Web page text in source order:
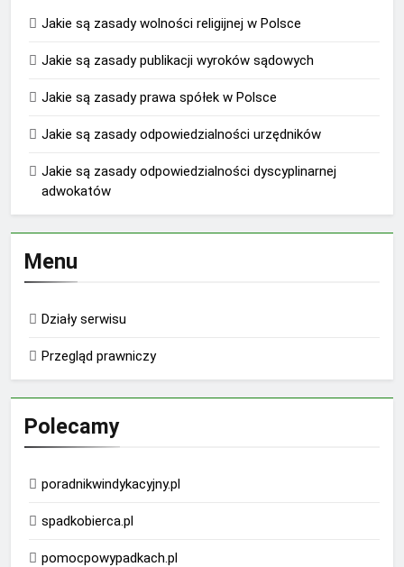
Jakie są zasady wolności religijnej w Polsce
Jakie są zasady publikacji wyroków sądowych
Jakie są zasady prawa spółek w Polsce
Jakie są zasady odpowiedzialności urzędników
Jakie są zasady odpowiedzialności dyscyplinarnej
adwokatów
Menu
Działy serwisu
Przegląd prawniczy
Polecamy
poradnikwindykacyjny.pl
spadkobierca.pl
pomocpowypadkach.pl